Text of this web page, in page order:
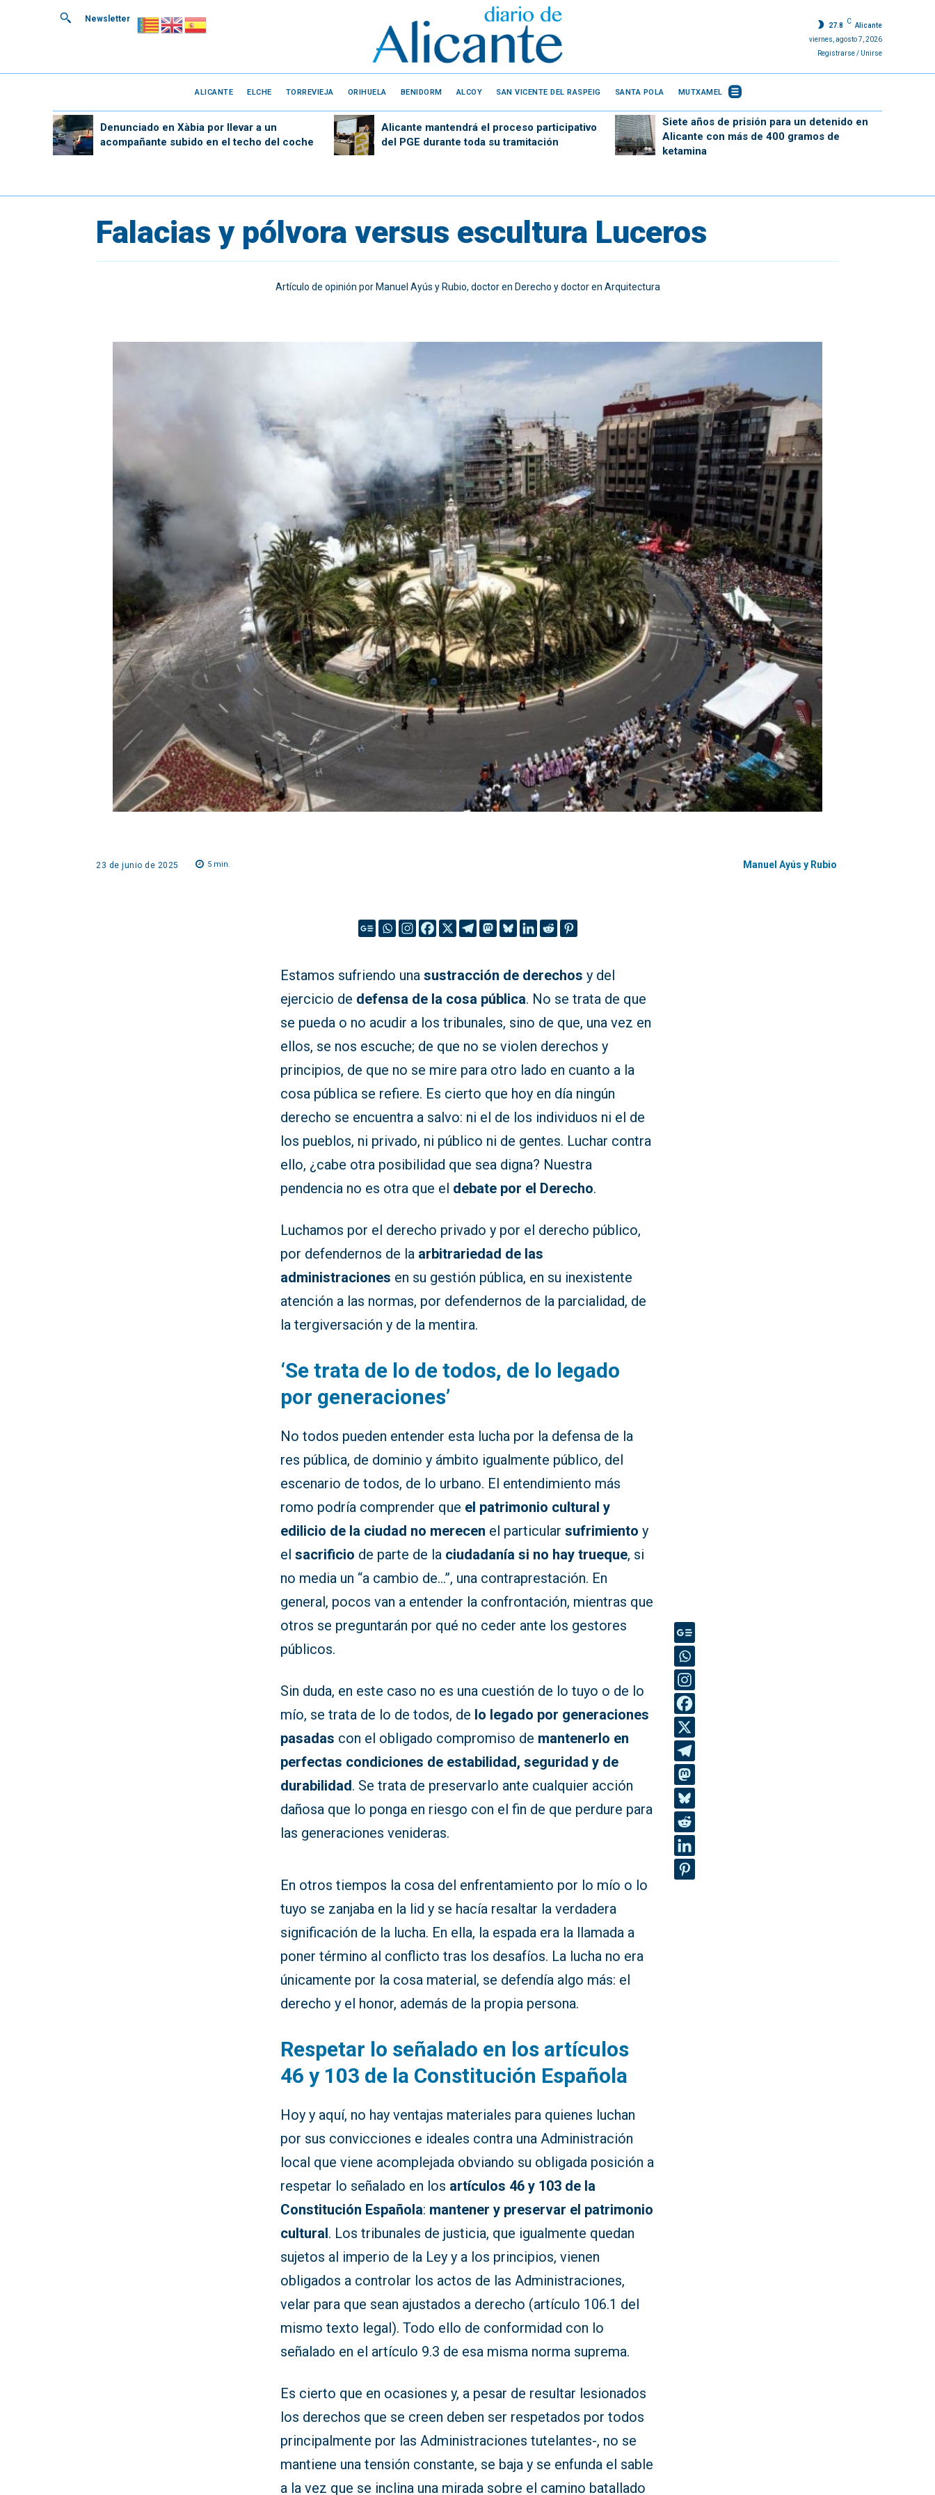
Newsletter
27.8
C
Alicante
viernes, agosto 7, 2026
Registrarse / Unirse
ALICANTE ELCHE TORREVIEJA ORIHUELA BENIDORM ALCOY SAN VICENTE DEL RASPEIG SANTA POLA MUTXAMEL
Denunciado en Xàbia por llevar a un
acompañante subido en el techo del coche
Alicante mantendrá el proceso participativo
del PGE durante toda su tramitación
Siete años de prisión para un detenido en
Alicante con más de 400 gramos de
ketamina
Falacias y pólvora versus escultura Luceros
Artículo de opinión por Manuel Ayús y Rubio, doctor en Derecho y doctor en Arquitectura
23 de junio de 2025 5min. Manuel Ayús y Rubio
Estamos sufriendo una sustracción de derechos y del
ejercicio de defensa de la cosa pública. No se trata de que
se pueda o no acudir a los tribunales, sino de que, una vez en
ellos, se nos escuche; de que no se violen derechos y
principios, de que no se mire para otro lado en cuanto a la
cosa pública se refiere. Es cierto que hoy en día ningún
derecho se encuentra a salvo: ni el de los individuos ni el de
los pueblos, ni privado, ni público ni de gentes. Luchar contra
ello, ¿cabe otra posibilidad que sea digna? Nuestra
pendencia no es otra que el debate por el Derecho.
Luchamos por el derecho privado y por el derecho público,
por defendernos de la arbitrariedad de las
administraciones en su gestión pública, en su inexistente
atención a las normas, por defendernos de la parcialidad, de
la tergiversación y de la mentira.
‘Se trata de lo de todos, de lo legado
por generaciones’
No todos pueden entender esta lucha por la defensa de la
res pública, de dominio y ámbito igualmente público, del
escenario de todos, de lo urbano. El entendimiento más
romo podría comprender que el patrimonio cultural y
edilicio de la ciudad no merecen el particularsufrimientoy
elsacrificio de parte de la ciudadanía si no hay trueque, si
no media un “a cambio de…”, una contraprestación. En
general, pocos van a entender la confrontación, mientras que
otros se preguntarán por qué no ceder ante los gestores
públicos.
Sin duda, en este caso no es una cuestión de lo tuyo o de lo
mío, se trata de lo de todos, de lo legado por generaciones
pasadas con el obligado compromiso de mantenerlo en
perfectas condiciones de estabilidad, seguridad y de
durabilidad. Se trata de preservarlo ante cualquier acción
dañosa que lo ponga en riesgo con el fin de que perdure para
las generaciones venideras.
En otros tiempos la cosa del enfrentamiento por lo mío o lo
tuyo se zanjaba en la lid y se hacía resaltar la verdadera
significación de la lucha. En ella, la espada era la llamada a
poner término al conflicto tras los desafíos. La lucha no era
únicamente por la cosa material, se defendía algo más: el
derecho y el honor, además de la propia persona.
Respetar lo señalado en los artículos
46 y 103 de la Constitución Española
Hoy y aquí, no hay ventajas materiales para quienes luchan
por sus convicciones e ideales contra una Administración
local que viene acomplejada obviando su obligada posición a
respetar lo señalado en los artículos 46 y 103 de la
Constitución Española: mantener y preservar el patrimonio
cultural. Los tribunales de justicia, que igualmente quedan
sujetos al imperio de la Ley y a los principios, vienen
obligados a controlar los actos de las Administraciones,
velar para que sean ajustados a derecho (artículo 106.1 del
mismo texto legal). Todo ello de conformidad con lo
señalado en el artículo 9.3 de esa misma norma suprema.
Es cierto que en ocasiones y, a pesar de resultar lesionados
los derechos que se creen deben ser respetados por todos
principalmente por las Administraciones tutelantes-, no se
mantiene una tensión constante, se baja y se enfunda el sable
a la vez que se inclina una mirada sobre el camino batallado